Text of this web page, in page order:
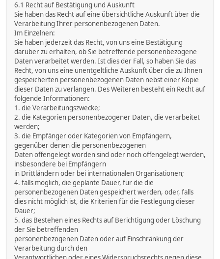
6.1 Recht auf Bestätigung und Auskunft
Sie haben das Recht auf eine übersichtliche Auskunft über die
Verarbeitung Ihrer personenbezogenen Daten.
Im Einzelnen:
Sie haben jederzeit das Recht, von uns eine Bestätigung
darüber zu erhalten, ob Sie betreffende personenbezogene
Daten verarbeitet werden. Ist dies der Fall, so haben Sie das
Recht, von uns eine unentgeltliche Auskunft über die zu Ihnen
gespeicherten personenbezogenen Daten nebst einer Kopie
dieser Daten zu verlangen. Des Weiteren besteht ein Recht auf
folgende Informationen:
1. die Verarbeitungszwecke;
2. die Kategorien personenbezogener Daten, die verarbeitet
werden;
3. die Empfänger oder Kategorien von Empfängern,
gegenüber denen die personenbezogenen
Daten offengelegt worden sind oder noch offengelegt werden,
insbesondere bei Empfängern
in Drittländern oder bei internationalen Organisationen;
4. falls möglich, die geplante Dauer, für die die
personenbezogenen Daten gespeichert werden, oder, falls
dies nicht möglich ist, die Kriterien für die Festlegung dieser
Dauer;
5. das Bestehen eines Rechts auf Berichtigung oder Löschung
der Sie betreffenden
personenbezogenen Daten oder auf Einschränkung der
Verarbeitung durch den